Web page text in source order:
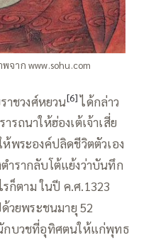
พจาก www.sohu.com
าชวงศ์หยวน[6] ได้กล่าว
รถนาให้ฮ่องเต้เจ้าเสี่ย
พระองค์ปลิดชีวิตตัวเอง
ำรากลับโต้แย้งว่าบันทึก
รก็ตาม ในปี ค.ศ.1323
วยพระชนมายุ 52
กบวชที่อุทิศตนให้แก่พุทธ